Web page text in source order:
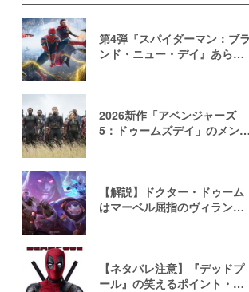
第4弾『スパイダーマン：ブラ
ンド・ニュー・デイ』あらす
2026新作「アベンジャーズ
5：ドゥームズデイ」のメンバ
【解説】ドクター・ドゥーム
はマーベル屈指のヴィラン！
【ネタバレ注意】『デッドプ
ール』の笑えるポイント・台